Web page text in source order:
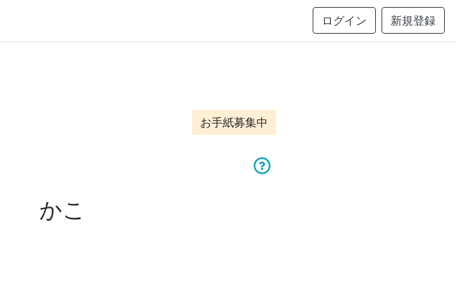
ログイン 新規登録
お手紙募集中
かこ